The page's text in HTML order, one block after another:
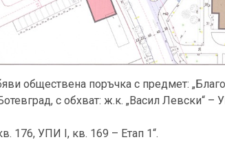
обществена поръчка с предмет:
с обхват: ж.к. „Васил Левски“
176, УПИ I, кв. 169 – Етап 1“.